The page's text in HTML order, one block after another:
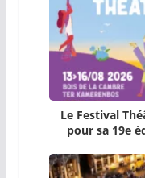
Le Festival
pour sa 19e